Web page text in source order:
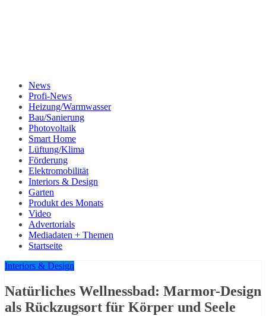
News
Profi-News
Heizung/Warmwasser
Bau/Sanierung
Photovoltaik
Smart Home
Lüftung/Klima
Förderung
Elektromobilität
Interiors & Design
Garten
Produkt des Monats
Video
Advertorials
Mediadaten + Themen
Startseite
Interiors & Design
Natürliches Wellnessbad: Marmor-Design
als Rückzugsort für Körper und Seele